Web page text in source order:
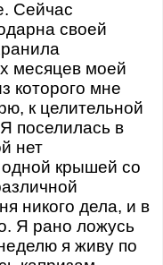
Сейчас
своей
месяцев моей
которого мне
к целительной
поселилась в
нет
крышей со
никого дела, и в
Я рано ложусь
я живу по